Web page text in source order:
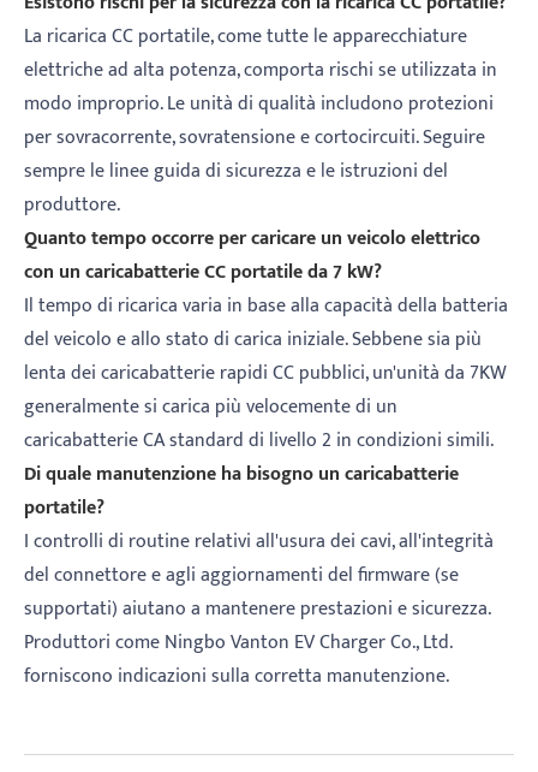
La ricarica CC portatile, come tutte le apparecchiature
elettriche ad alta potenza, comporta rischi se utilizzata in
modo improprio. Le unità di qualità includono protezioni
per sovracorrente, sovratensione e cortocircuiti. Seguire
sempre le linee guida di sicurezza e le istruzioni del
produttore.
Quanto tempo occorre per caricare un veicolo elettrico
con un caricabatterie CC portatile da 7 kW?
Il tempo di ricarica varia in base alla capacità della batteria
del veicolo e allo stato di carica iniziale. Sebbene sia più
lenta dei caricabatterie rapidi CC pubblici, un'unità da 7KW
generalmente si carica più velocemente di un
caricabatterie CA standard di livello 2 in condizioni simili.
Di quale manutenzione ha bisogno un caricabatterie
portatile?
I controlli di routine relativi all'usura dei cavi, all'integrità
del connettore e agli aggiornamenti del firmware (se
supportati) aiutano a mantenere prestazioni e sicurezza.
Produttori come Ningbo Vanton EV Charger Co., Ltd.
forniscono indicazioni sulla corretta manutenzione.